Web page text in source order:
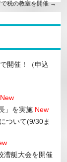
で税の教室を開催→
開催！（申込
New
」を実施 New
ついて(9/30ま
漕艇大会を開催